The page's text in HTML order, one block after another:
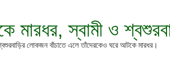
মারধর, স্বামী ও
লোকজন বাঁচাতে এলে তাঁদেরকেও ঘরে আটকে মারধর।